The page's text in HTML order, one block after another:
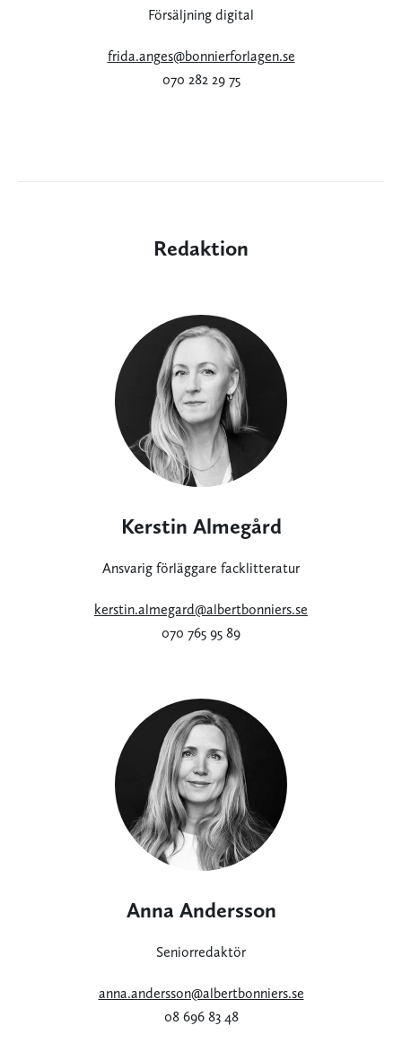
Försäljning digital
frida.anges@bonnierforlagen.se
070 282 29 75
Redaktion
Kerstin Almegård
Ansvarig förläggare facklitteratur
kerstin.almegard@albertbonniers.se
070 765 95 89
Anna Andersson
Seniorredaktör
anna.andersson@albertbonniers.se
08 696 83 48